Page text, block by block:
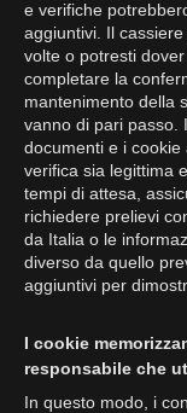
e verifiche
aggiuntivi. Il
volte o potresti
completare la
mantenimento della
vanno di pari passo.
documenti e i
verifica sia legittima
tempi di attesa,
richiedere prelievi
da Italia o le
diverso da quello
aggiuntivi per
I cookie
responsabile che
In questo modo, i